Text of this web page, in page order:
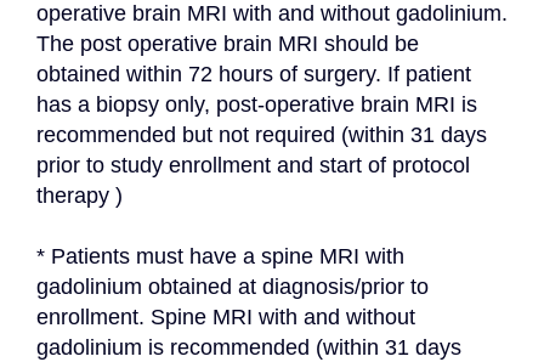
operative brain MRI with and without gadolinium.
The post operative brain MRI should be
obtained within 72 hours of surgery. If patient
has a biopsy only, post-operative brain MRI is
recommended but not required (within 31 days
prior to study enrollment and start of protocol
therapy )
* Patients must have a spine MRI with
gadolinium obtained at diagnosis/prior to
enrollment. Spine MRI with and without
gadolinium is recommended (within 31 days